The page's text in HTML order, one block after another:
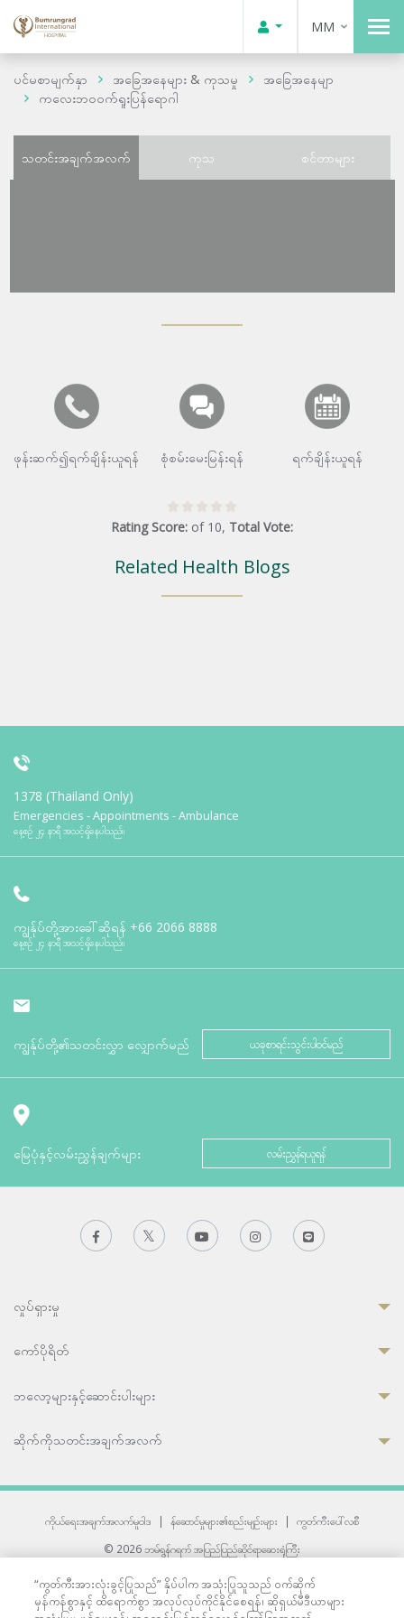
MM
ပင်မစာမျက်နှာ အခြေအနေများ & ကုသမှု
အခြေအနေမျာ
ကလေးဘဝဝက်ရူးပြန်ရောဂါ
သတင်းအချက်အလက် ကုသ စင်တာများ
ဖုန်းဆက်၍ရက်ချိန်းယူရန် စုံစမ်းမေးမြန်းရန် ရက်ချိန်းယူရန်
Rating Score: of 10, Total Vote:
Related Health Blogs
1378 (Thailand Only)
Emergencies - Appointments - Ambulance
နေ့စဉ် ၂၄ နာရီ အသင့်ရှိနေပါသည်။
ကျွန်ုပ်တို့အားခေါ်ဆိုရန် +66 2066 8888
နေ့စဉ် ၂၄ နာရီ အသင့်ရှိနေပါသည်။
ကျွန်ုပ်တို့၏သတင်းလွှာ လျှောက်မည် ယခုစာရင်းသွင်းပါဝင်မည်
မြေပုံနှင့်လမ်းညွှန်ချက်များ လမ်းညွှန်ရယူရန်
လှုပ်ရှားမှု
ကော်ပိုရိတ်
ဘလော့များနှင့်ဆောင်းပါးများ
ဆိုက်ကိုသတင်းအချက်အလက်
ကိုယ်ရေးအချက်အလက်မူဝါဒ | န်ဆောင်မှုများ၏စည်းမျဉ်းများ |
ကွတ်ကီးပေါ်လစီ
© 2026 ဘမ်ရွန်ဂရက် အပြည်ပြည်ဆိုင်ရာဆေးရုံကြီး
33 Sukhumvit 3, Wattana, Bangkok 10110 Thailand.
All rights reserved.
“ကွတ်ကီးအားလုံးခွင့်ပြုသည်” နှိပ်ပါက အသုံးပြုသူသည် ဝက်ဆိုက်
မှန်ကန်စွာနှင့် ထိရောက်စွာ အလုပ်လုပ်ကိုင်နိုင်စေရန်၊ ဆိုရှယ်မီဒီယာများ